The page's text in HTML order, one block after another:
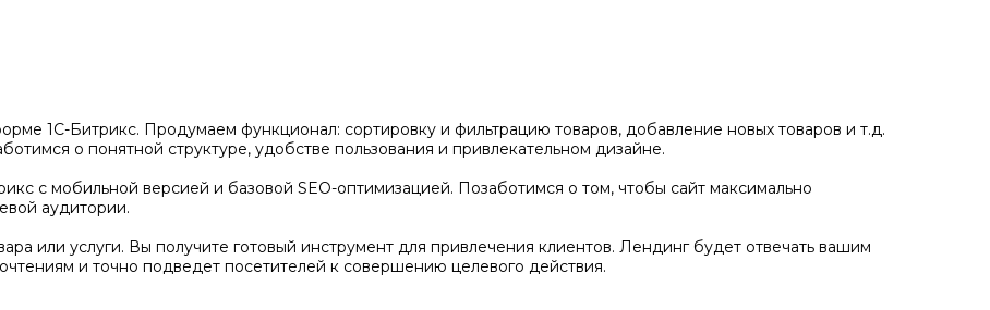
1С-Битрикс. Продумаем функционал: сортировку и фильтрацию товаров, добавление новых товаров и т.д.
о понятной структуре, удобстве пользования и привлекательном дизайне.
с мобильной версией и базовой SEO-оптимизацией. Позаботимся о том, чтобы сайт максимально
аудитории.
или услуги. Вы получите готовый инструмент для привлечения клиентов. Лендинг будет отвечать вашим
и точно подведет посетителей к совершению целевого действия.